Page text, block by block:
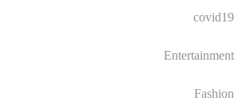
covid19
Entertainment
Fashion